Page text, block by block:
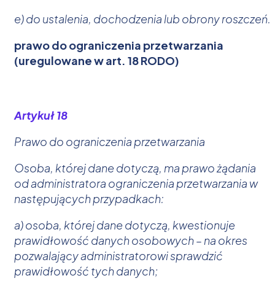
e) do ustalenia, dochodzenia lub obrony roszczeń.
prawo do ograniczenia przetwarzania
(uregulowane w art. 18 RODO)
Artykuł 18
Prawo do ograniczenia przetwarzania
Osoba, której dane dotyczą, ma prawo żądania
od administratora ograniczenia przetwarzania w
następujących przypadkach:
a) osoba, której dane dotyczą, kwestionuje
prawidłowość danych osobowych – na okres
pozwalający administratorowi sprawdzić
prawidłowość tych danych;